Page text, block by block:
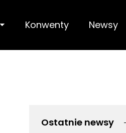
Konwenty Newsy
Ostatnie newsy